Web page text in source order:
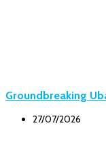
Groundbreaking
27/07/2026